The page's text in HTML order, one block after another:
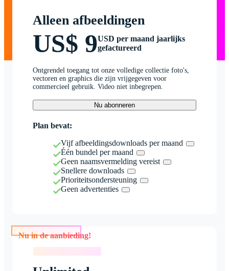
Alleen afbeeldingen
US$ 9USD per maand jaarlijks
gefactureerd
Ontgrendel toegang tot onze volledige collectie foto's,
vectoren en graphics die zijn vrijgegeven voor
commercieel gebruik. Video niet inbegrepen.
Nu abonneren
Plan bevat:
Vijf afbeeldingsdownloads per maand
Één bundel per maand
Geen naamsvermelding vereist
Snellere downloads
Prioriteitsondersteuning
Geen advertenties
Nu in de aanbieding!